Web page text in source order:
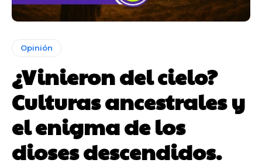
Opinión
¿Vinieron del cielo?
Culturas ancestrales y
el enigma de los
dioses descendidos.